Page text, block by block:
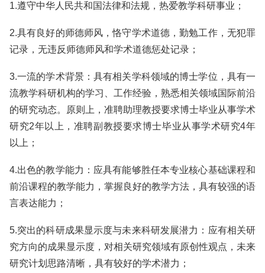
1.遵守中华人民共和国法律和法规，热爱教学科研事业；
2.具有良好的师德师风，恪守学术道德，勤勉工作，无犯罪
记录，无违反师德师风和学术道德惩处记录；
3.一流的学术背景：具有相关学科领域的博士学位，具有一
流教学科研机构的学习、工作经验，熟悉相关领域国际前沿
的研究动态。原则上，准聘助理教授要求博士毕业从事学术
研究2年以上，准聘副教授要求博士毕业从事学术研究4年
以上；
4.出色的教学能力：应具有能够胜任本专业核心基础课程和
前沿课程的教学能力，掌握良好的教学方法，具有较强的语
言表达能力；
5.突出的科研成果显示度与未来科研发展潜力：应有相关研
究方向的成果显示度，对相关研究领域有原创性观点，未来
研究计划思路清晰，具有较好的学术潜力；